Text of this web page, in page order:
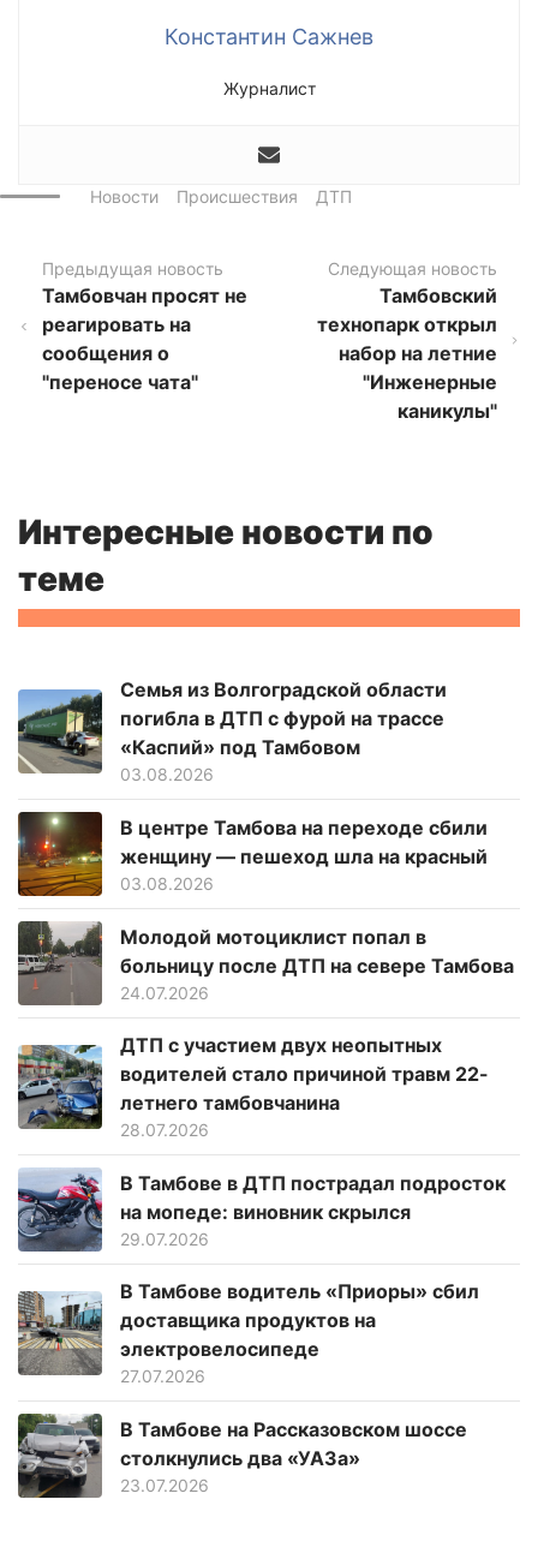
Константин Сажнев
Журналист
Новости Происшествия ДТП
Предыдущая новость
Тамбовчан просят не
реагировать на
сообщения о
"переносе чата"
Следующая новость
Тамбовский
технопарк открыл
набор на летние
"Инженерные
каникулы"
Интересные новости по
теме
Семья из Волгоградской области
погибла в ДТП с фурой на трассе
«Каспий» под Тамбовом
03.08.2026
В центре Тамбова на переходе сбили
женщину — пешеход шла на красный
03.08.2026
Молодой мотоциклист попал в
больницу после ДТП на севере Тамбова
24.07.2026
ДТП с участием двух неопытных
водителей стало причиной травм 22-
летнего тамбовчанина
28.07.2026
В Тамбове в ДТП пострадал подросток
на мопеде: виновник скрылся
29.07.2026
В Тамбове водитель «Приоры» сбил
доставщика продуктов на
электровелосипеде
27.07.2026
В Тамбове на Рассказовском шоссе
столкнулись два «УАЗа»
23.07.2026